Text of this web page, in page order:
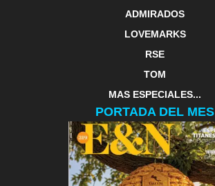
ADMIRADOS
LOVEMARKS
RSE
TOM
MAS ESPECIALES...
PORTADA DEL MES